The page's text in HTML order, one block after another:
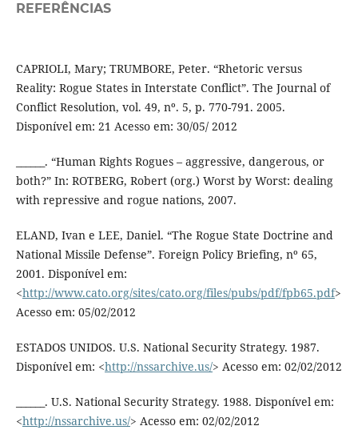
REFERÊNCIAS
CAPRIOLI, Mary; TRUMBORE, Peter. “Rhetoric versus
Reality: Rogue States in Interstate Conflict”. The Journal of
Conflict Resolution, vol. 49, nº. 5, p. 770-791. 2005.
Disponível em: 21 Acesso em: 30/05/ 2012
______. “Human Rights Rogues – aggressive, dangerous, or
both?” In: ROTBERG, Robert (org.) Worst by Worst: dealing
with repressive and rogue nations, 2007.
ELAND, Ivan e LEE, Daniel. “The Rogue State Doctrine and
National Missile Defense”. Foreign Policy Briefing, nº 65,
2001. Disponível em:
<http://www.cato.org/sites/cato.org/files/pubs/pdf/fpb65.pdf>
Acesso em: 05/02/2012
ESTADOS UNIDOS. U.S. National Security Strategy. 1987.
Disponível em: <http://nssarchive.us/> Acesso em: 02/02/2012
______. U.S. National Security Strategy. 1988. Disponível em:
<http://nssarchive.us/> Acesso em: 02/02/2012